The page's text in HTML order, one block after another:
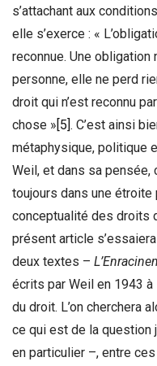
s’attachant aux
elle s’exerce : «
reconnue. Une
personne, elle ne perd
droit qui n’est reconnu
chose »[5]. C’est ainsi
métaphysique, politique
Weil, et dans sa
toujours dans une
conceptualité des droits
présent article
deux textes –
écrits par Weil en 1943
du droit. L’on cherchera
ce qui est de la question
en particulier –, entre